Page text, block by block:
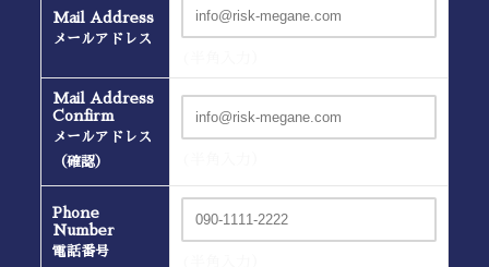
Mail Address
メールアドレス
Mail Address
Confirm
メールアドレス
（確認）
Phone
Number
電話番号